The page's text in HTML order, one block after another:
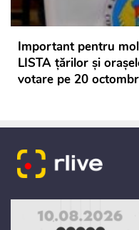
Important pentru
LISTA țărilor și
votare pe 20